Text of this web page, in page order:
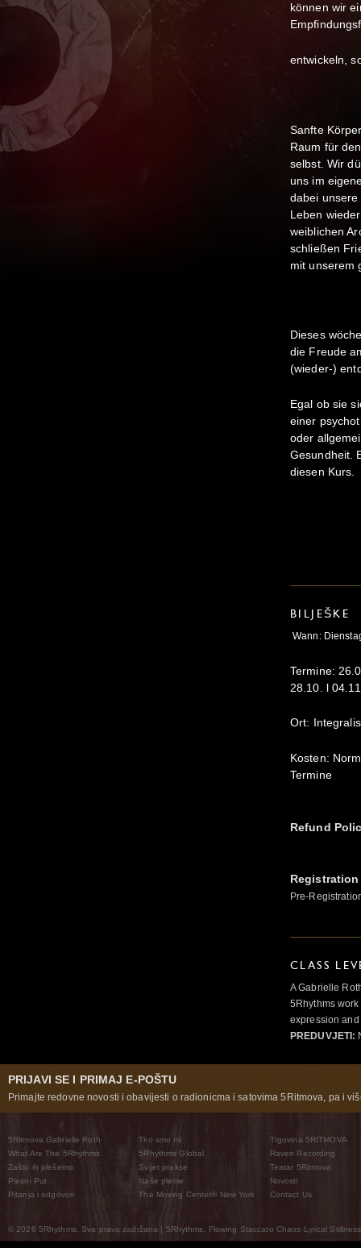
können wir
entwickeln,
Sanfte
Raum für
selbst. Wir
uns im
dabei
Leben
weiblichen
schließen
mit unserem
Dieses
die Freude
(wieder-)
Egal ob sie
einer
oder
Gesundheit.
diesen Kurs.
BILJEŠKE
Wann:
Termine:
28.10. l
Ort:
Kosten:
Termine
Refund
Pre-
CLASS
A Gabrielle
5Rhythms
expression
PREDUVJETI:
PRIJAVI SE I PRIMAJ E-POŠTU
Primajte redovne novosti i obavijesti o radionicma i satovima 5Ritmova, pa i
5Ritmova Gabrielle Roth
What Are The 5Rhythms
Zašto ih plešemo
Plesni Put
Pitanja i odgovori
Tko smo mi
5Rhythms Global
Svijet prakse
Naše pleme
The Moving Center® New York
Trgovina 5RITMOVA
Raven Recording
Teatar 5Ritmova
Novosti
Contact Us
© 2026 5Rhythms. Sva prava zadržana | 5Rhythms, Flowing Staccato Chaos Lyrical